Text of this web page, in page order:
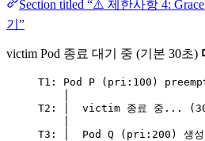
Section titled “⚠️ 제한사항 4:
기”
victim Pod 종료 대기 중 (기본 30초)
T1: Pod P (pri:100)
T2: │  victim 종료 중... (30
T3: │  Pod Q (pri:200) 생성